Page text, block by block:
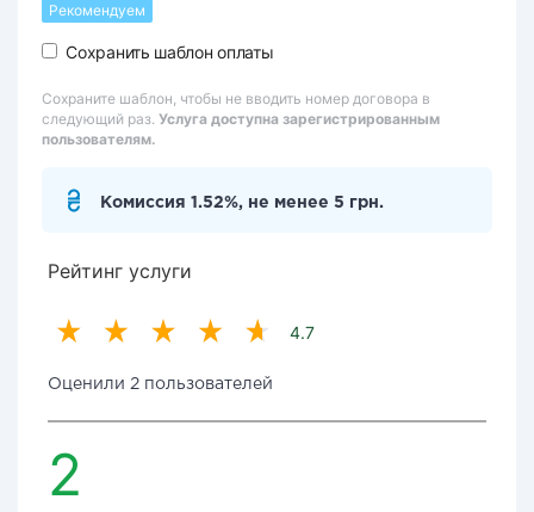
Рекомендуем
Сохранить шаблон оплаты
Сохраните шаблон, чтобы не вводить номер договора в
следующий раз. Услуга доступна зарегистрированным
пользователям.
Комиссия 1.52%, не менее 5 грн.
Рейтинг услуги
4.7
Оценили 2 пользователей
2